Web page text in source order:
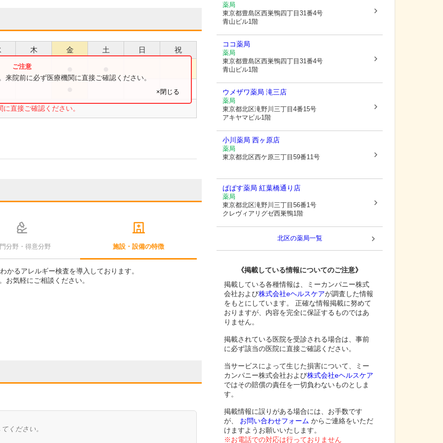
木 金 土 日 祝
直接ご確認ください。
院前に必ず医療機関に直接ご確認ください。
×閉じる
分野・得意分野 施設・設備の特徴
かるアレルギー検査を導入しております。
お気軽にご相談ください。
薬局
東京都豊島区西巣鴨四丁目31番4号
青山ビル1階
ココ薬局
薬局
東京都豊島区西巣鴨四丁目31番4号
青山ビル1階
ウメザワ薬局 滝三店
薬局
東京都北区滝野川三丁目4番15号
アキヤマビル1階
小川薬局 西ヶ原店
薬局
東京都北区西ケ原三丁目59番11号
ぱぱす薬局 紅葉橋通り店
薬局
東京都北区滝野川三丁目56番1号
クレヴィアリグゼ西巣鴨1階
北区の薬局一覧
《掲載している情報についてのご注意》
掲載している各種情報は、ミーカンパニー株式
会社および株式会社eヘルスケアが調査した情報
をもとにしています。 正確な情報掲載に努めて
おりますが、内容を完全に保証するものではあ
りません。
掲載されている医院を受診される場合は、事前
に必ず該当の医院に直接ご確認ください。
当サービスによって生じた損害について、ミー
カンパニー株式会社および株式会社eヘルスケア
ではその賠償の責任を一切負わないものとしま
す。
掲載情報に誤りがある場合には、お手数です
が、
お問い合わせフォーム からご連絡をいただ
けますようお願いいたします。
※お電話での対応は行っておりません